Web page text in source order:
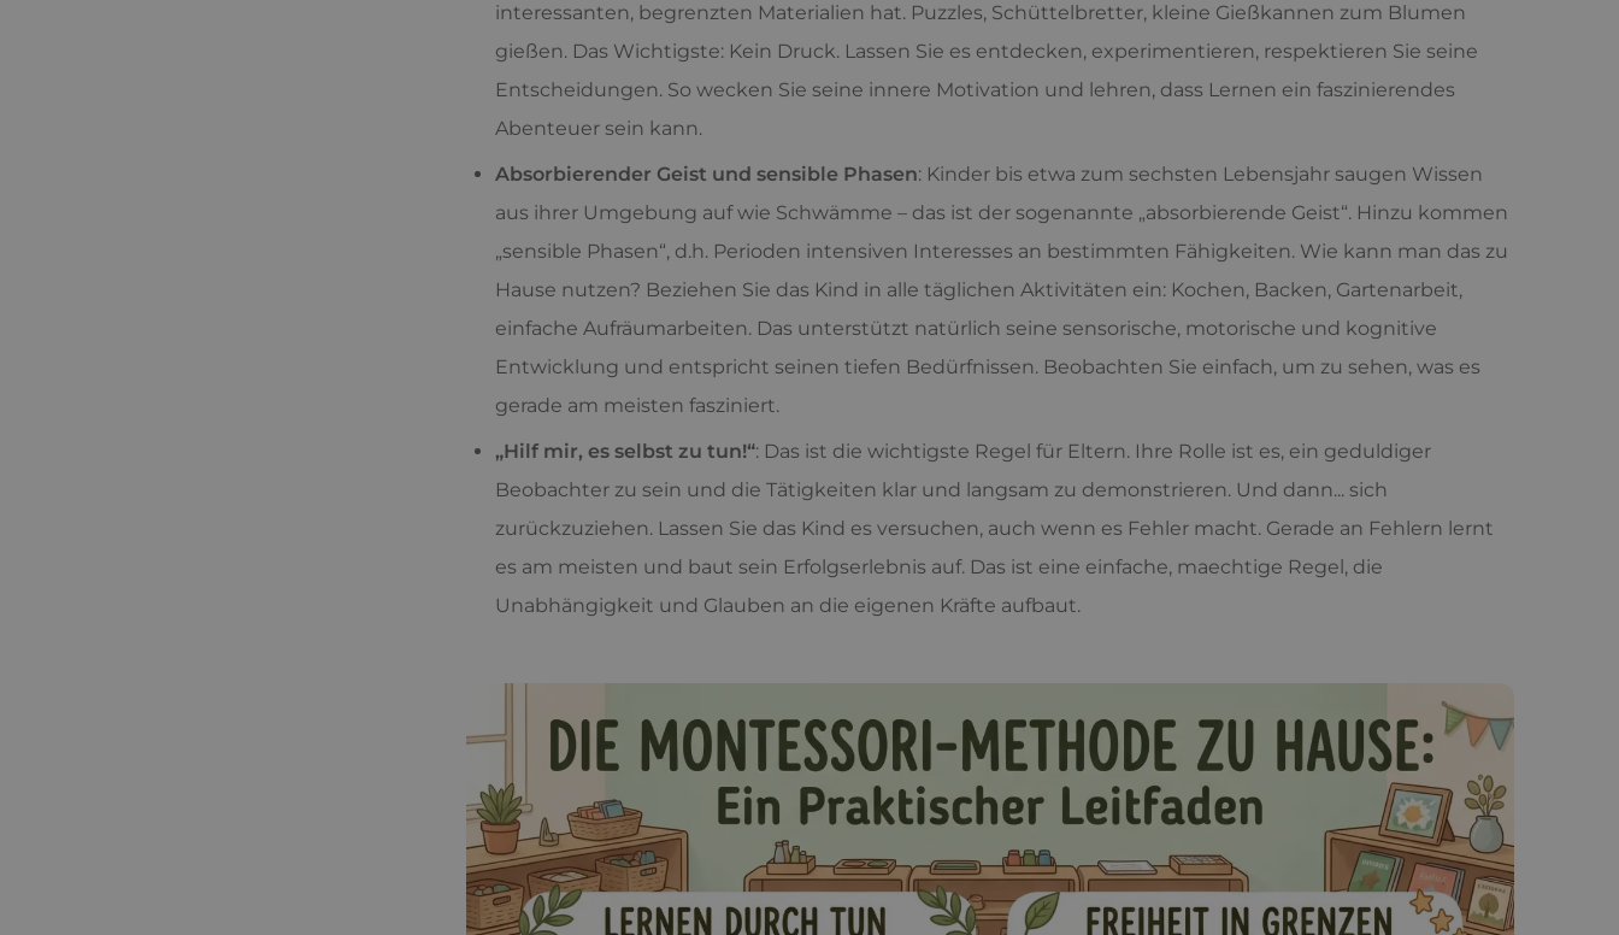
interessanten, begrenzten Materialien hat. Puzzles, Schüttelbretter, kleine Gießkannen zum Blumen
gießen. Das Wichtigste: Kein Druck. Lassen Sie es entdecken, experimentieren, respektieren Sie seine
Entscheidungen. So wecken Sie seine innere Motivation und lehren, dass Lernen ein faszinierendes
Abenteuer sein kann.
Absorbierender Geist und sensible Phasen: Kinder bis etwa zum sechsten Lebensjahr saugen Wissen
aus ihrer Umgebung auf wie Schwämme – das ist der sogenannte „absorbierende Geist“. Hinzu kommen
„sensible Phasen“, d.h. Perioden intensiven Interesses an bestimmten Fähigkeiten. Wie kann man das zu
Hause nutzen? Beziehen Sie das Kind in alle täglichen Aktivitäten ein: Kochen, Backen, Gartenarbeit,
einfache Aufräumarbeiten. Das unterstützt natürlich seine sensorische, motorische und kognitive
Entwicklung und entspricht seinen tiefen Bedürfnissen. Beobachten Sie einfach, um zu sehen, was es
gerade am meisten fasziniert.
„Hilf mir, es selbst zu tun!“: Das ist die wichtigste Regel für Eltern. Ihre Rolle ist es, ein geduldiger
Beobachter zu sein und die Tätigkeiten klar und langsam zu demonstrieren. Und dann... sich
zurückzuziehen. Lassen Sie das Kind es versuchen, auch wenn es Fehler macht. Gerade an Fehlern lernt
es am meisten und baut sein Erfolgserlebnis auf. Das ist eine einfache, maechtige Regel, die
Unabhängigkeit und Glauben an die eigenen Kräfte aufbaut.